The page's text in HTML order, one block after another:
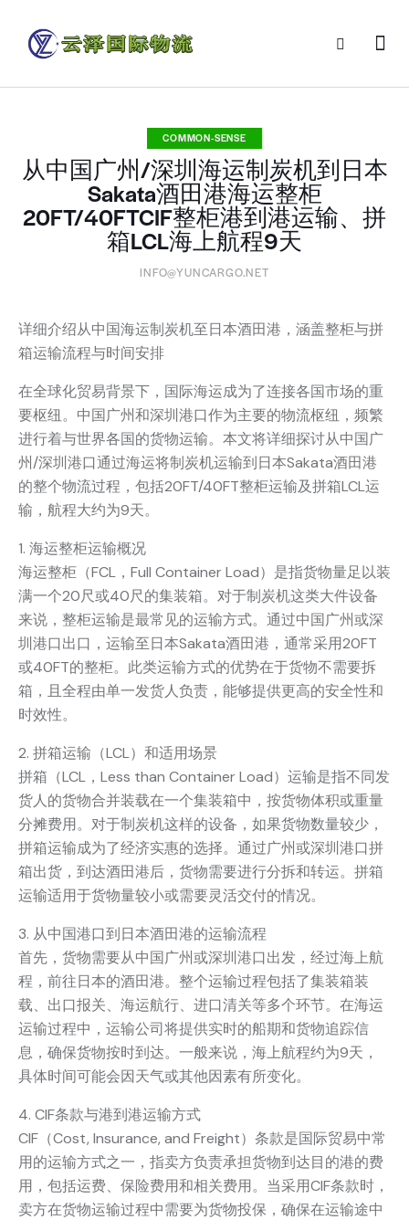
COMMON-SENSE
从中国广州/深圳海运制炭机到日本
Sakata酒田港海运整柜
20FT/40FTCIF整柜港到港运输、拼
箱LCL海上航程9天
INFO@YUNCARGO.NET
详细介绍从中国海运制炭机至日本酒田港，涵盖整柜与拼
箱运输流程与时间安排
在全球化贸易背景下，国际海运成为了连接各国市场的重
要枢纽。中国广州和深圳港口作为主要的物流枢纽，频繁
进行着与世界各国的货物运输。本文将详细探讨从中国广
州/深圳港口通过海运将制炭机运输到日本Sakata酒田港
的整个物流过程，包括20FT/40FT整柜运输及拼箱LCL运
输，航程大约为9天。
1. 海运整柜运输概况
海运整柜（FCL，Full Container Load）是指货物量足以装
满一个20尺或40尺的集装箱。对于制炭机这类大件设备
来说，整柜运输是最常见的运输方式。通过中国广州或深
圳港口出口，运输至日本Sakata酒田港，通常采用20FT
或40FT的整柜。此类运输方式的优势在于货物不需要拆
箱，且全程由单一发货人负责，能够提供更高的安全性和
时效性。
2. 拼箱运输（LCL）和适用场景
拼箱（LCL，Less than Container Load）运输是指不同发
货人的货物合并装载在一个集装箱中，按货物体积或重量
分摊费用。对于制炭机这样的设备，如果货物数量较少，
拼箱运输成为了经济实惠的选择。通过广州或深圳港口拼
箱出货，到达酒田港后，货物需要进行分拆和转运。拼箱
运输适用于货物量较小或需要灵活交付的情况。
3. 从中国港口到日本酒田港的运输流程
首先，货物需要从中国广州或深圳港口出发，经过海上航
程，前往日本的酒田港。整个运输过程包括了集装箱装
载、出口报关、海运航行、进口清关等多个环节。在海运
运输过程中，运输公司将提供实时的船期和货物追踪信
息，确保货物按时到达。一般来说，海上航程约为9天，
具体时间可能会因天气或其他因素有所变化。
4. CIF条款与港到港运输方式
CIF（Cost, Insurance, and Freight）条款是国际贸易中常
用的运输方式之一，指卖方负责承担货物到达目的港的费
用，包括运费、保险费用和相关费用。当采用CIF条款时，
卖方在货物运输过程中需要为货物投保，确保在运输途中